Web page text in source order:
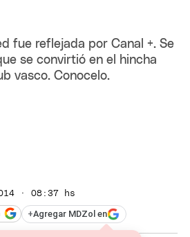
fue reflejada por Canal +. Se
se convirtió en el hincha
vasco. Conocelo.
· 08:37 hs
+Agregar MDZol en